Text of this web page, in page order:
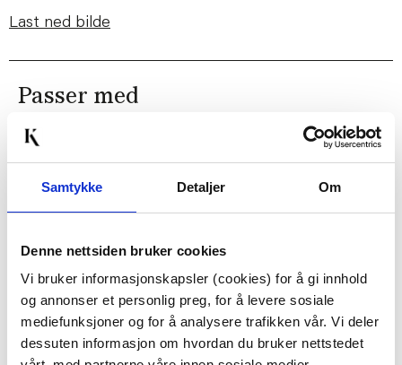
Samtykke Detaljer Om
Denne nettsiden bruker cookies
Vi bruker informasjonskapsler (cookies) for å gi innhold
og annonser et personlig preg, for å levere sosiale
mediefunksjoner og for å analysere trafikken vår. Vi deler
dessuten informasjon om hvordan du bruker nettstedet
Last ned bilde
Passer med
SERVIETT HJERTER
49,90
SERVIETT FLEUR
GRØNN
49,90